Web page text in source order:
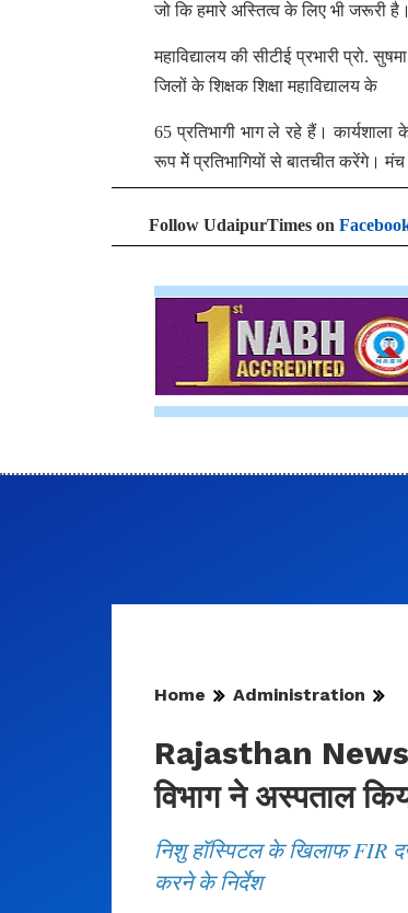
जो कि हमारे अस्तित्व के लिए भी जरूरी है।
महाविद्यालय की सीटीई प्रभारी प्रो.
जिलों के शिक्षक शिक्षा महाविद्यालय के
65 प्रतिभागी भाग ले रहे हैं।
रूप मेें प्रतिभागियों से बातचीत करेंगे। मंच
Follow UdaipurTimes on
Home Administration
Rajasthan News:
विभाग ने अस्पताल
निशु हॉस्पिटल के खिलाफ FIR
करने के निर्देश